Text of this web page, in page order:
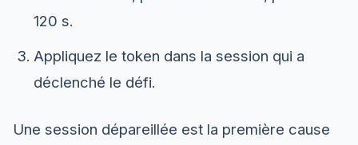
120 s.
Appliquez le token dans la session qui a
déclenché le défi.
Une session dépareillée est la première cause